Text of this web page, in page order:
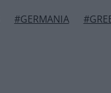
#GERMANIA